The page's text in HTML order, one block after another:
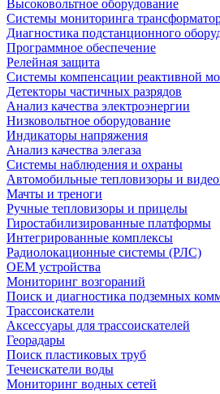
Высоковольтное оборудование
Системы мониторинга
Диагностика подстанционного
Программное обеспечение
Релейная защита
Системы компенсации реактивной
Детекторы частичных разрядов
Анализ качества электроэнергии
Низковольтное оборудование
Индикаторы напряжения
Анализ качества элегаза
Системы наблюдения и охраны
Автомобильные тепловизоры и
Мачты и треноги
Ручные тепловизоры и прицелы
Гиростабилизированные платформы
Интегрированные комплексы
Радиолокационные системы (РЛС)
OEM устройства
Мониторинг возгораний
Поиск и диагностика подземных
Трассоискатели
Аксессуары для трассоискателей
Георадары
Поиск пластиковых труб
Течеискатели воды
Мониторинг водных сетей